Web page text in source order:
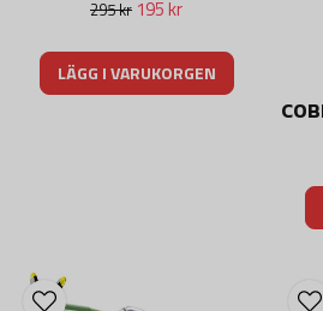
295 kr 195 kr
LÄGG I VARUKORGEN